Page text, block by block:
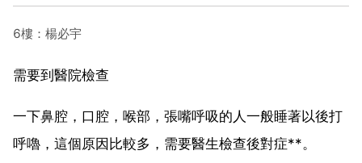
6樓：楊必宇
需要到醫院檢查
一下鼻腔，口腔，喉部，張嘴呼吸的人一般睡著以後打
呼嚕，這個原因比較多，需要醫生檢查後對症**。